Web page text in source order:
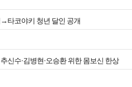
타코야키 청년 달인 공개
신수·김병현·오승환 위한 몸보신 한상